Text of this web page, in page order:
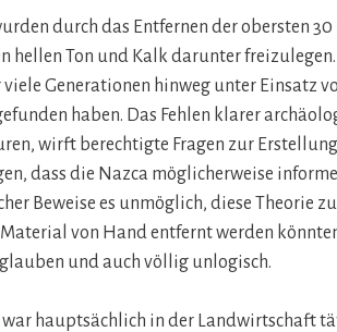
durch das Entfernen der obersten
hellen Ton und Kalk darunter
Generationen hinweg unter Einsatz
haben. Das Fehlen klarer
wirft berechtigte Fragen zur
dass die Nazca möglicherweise
Beweise es unmöglich, diese Theorie
von Hand entfernt werden
und auch völlig unlogisch.
hauptsächlich in der Landwirtschaft